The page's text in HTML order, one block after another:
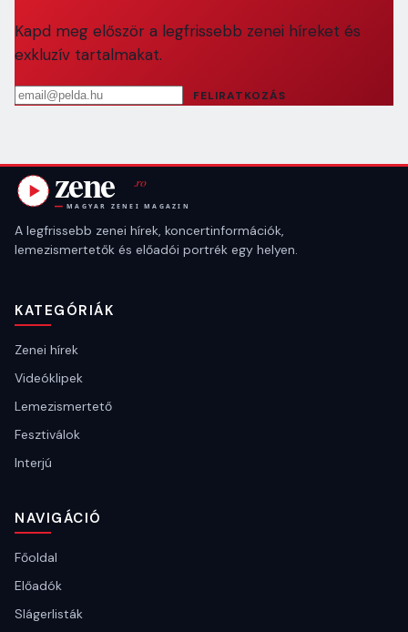
Kapd meg először a legfrissebb zenei híreket és
exkluzív tartalmakat.
Email cím
FELIRATKOZÁS
A legfrissebb zenei hírek, koncertinformációk,
lemezismertetők és előadói portrék egy helyen.
KATEGÓRIÁK
Zenei hírek
Videóklipek
Lemezismertető
Fesztiválok
Interjú
NAVIGÁCIÓ
Főoldal
Előadók
Slágerlisták